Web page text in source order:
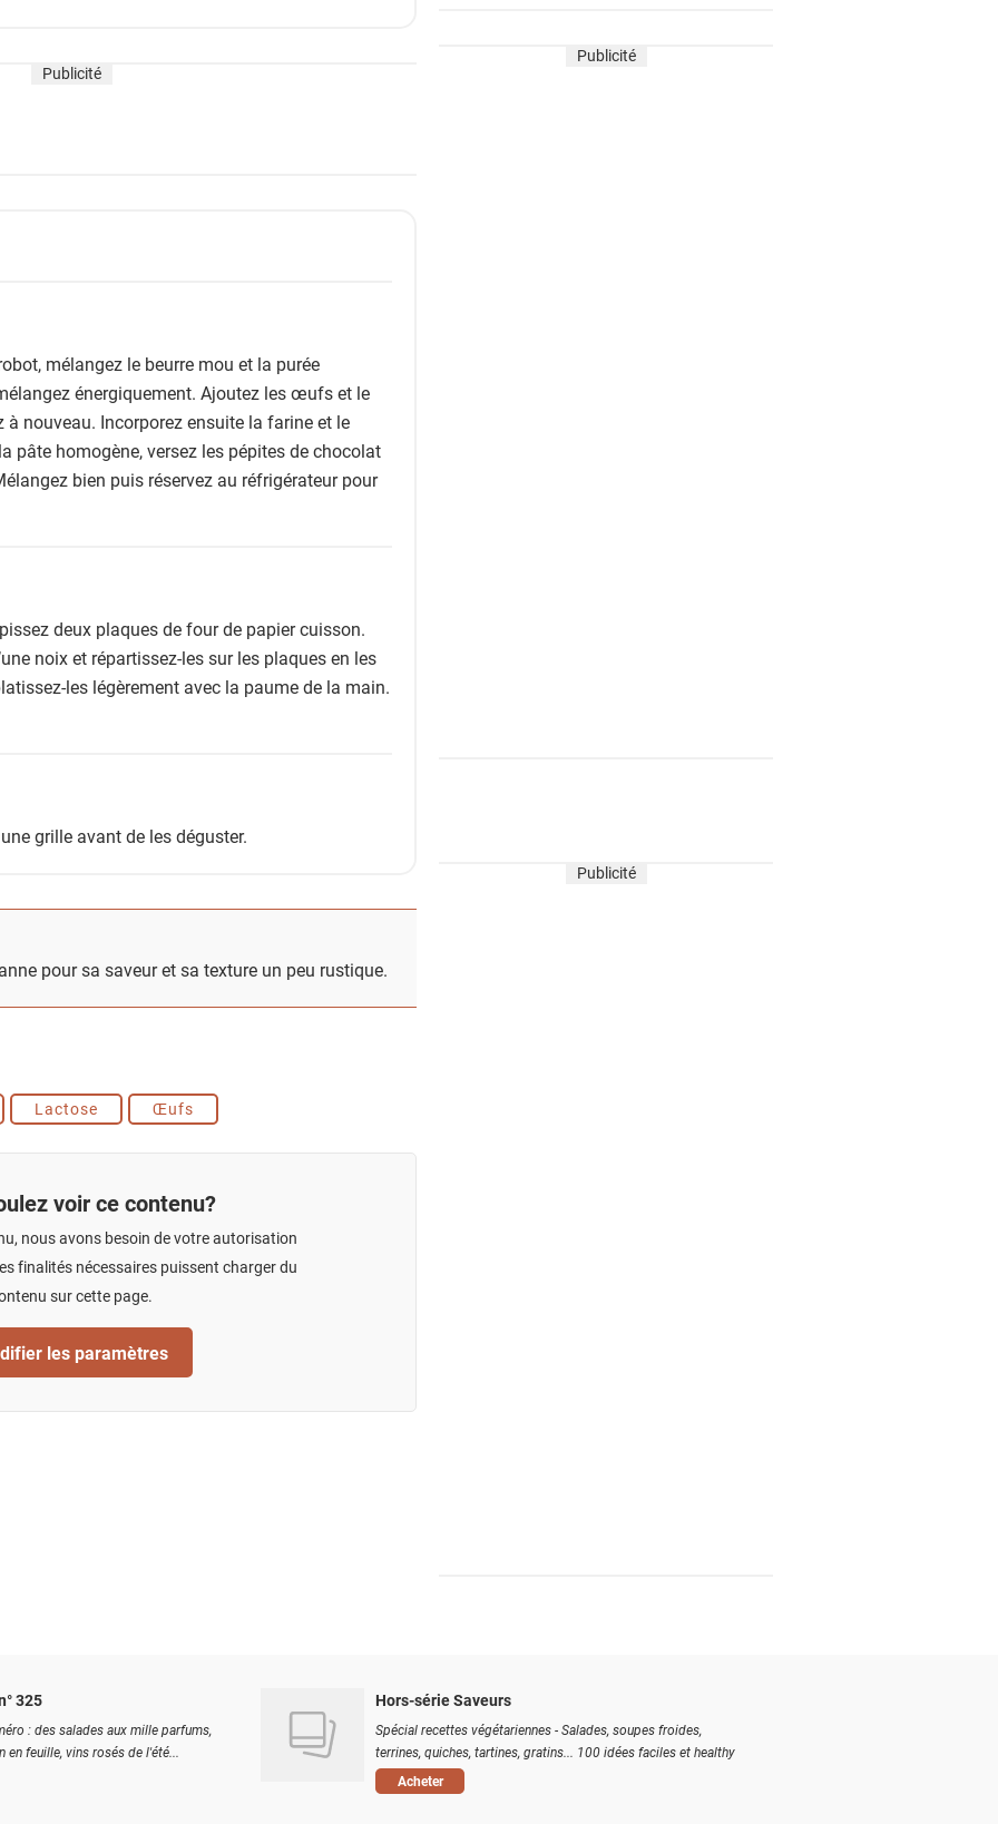
Publicité
mélangez le beurre mou et la purée
énergiquement. Ajoutez les œufs et le
à nouveau. Incorporez ensuite la farine et le
pâte homogène, versez les pépites de chocolat
bien puis réservez au réfrigérateur pour
deux plaques de four de papier cuisson.
noix et répartissez-les sur les plaques en les
les légèrement avec la paume de la main.
grille avant de les déguster.
pour sa saveur et sa texture un peu rustique.
Lactose Œufs
voir ce contenu?
nous avons besoin de votre autorisation
finalités nécessaires puissent charger du
sur cette page.
les paramètres
Publicité
Publicité
325
: des salades aux mille parfums,
en feuille, vins rosés de l'été...
Hors-série Saveurs
Spécial recettes végétariennes - Salades, soupes froides,
terrines, quiches, tartines, gratins... 100 idées faciles et healthy
Acheter